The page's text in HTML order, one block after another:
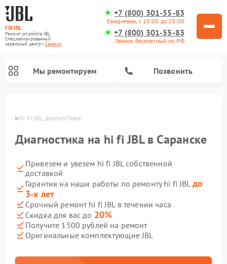
FIX-JBL
Ремонт устройств JBL
Специализированный
cервисный центр г.Саранск
+7 (800) 301-55-83
Ежедневно, с 10:00 до 20:00
+7 (800) 301-55-83
Звонок бесплатный по РФ
Мы ремонтируем Позвонить
Hi-Fi JBL диагностика
Диагностика на hi fi JBL в Саранске
Привезем и увезем hi fi JBL собственной
доставкой
Гарантия на наши работы по ремонту hi fi JBL до
3-х лет
Срочный ремонт hi fi JBL в течении часа
Скидка для вас до 20%
Получите 1500 рублей на ремонт
Оригинальные комплектующие JBL